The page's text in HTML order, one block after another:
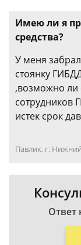
Имею ли я
средства?
У меня
стоянку
,возможно ли
сотрудников
истек срок
Павлик, г.
Ответ